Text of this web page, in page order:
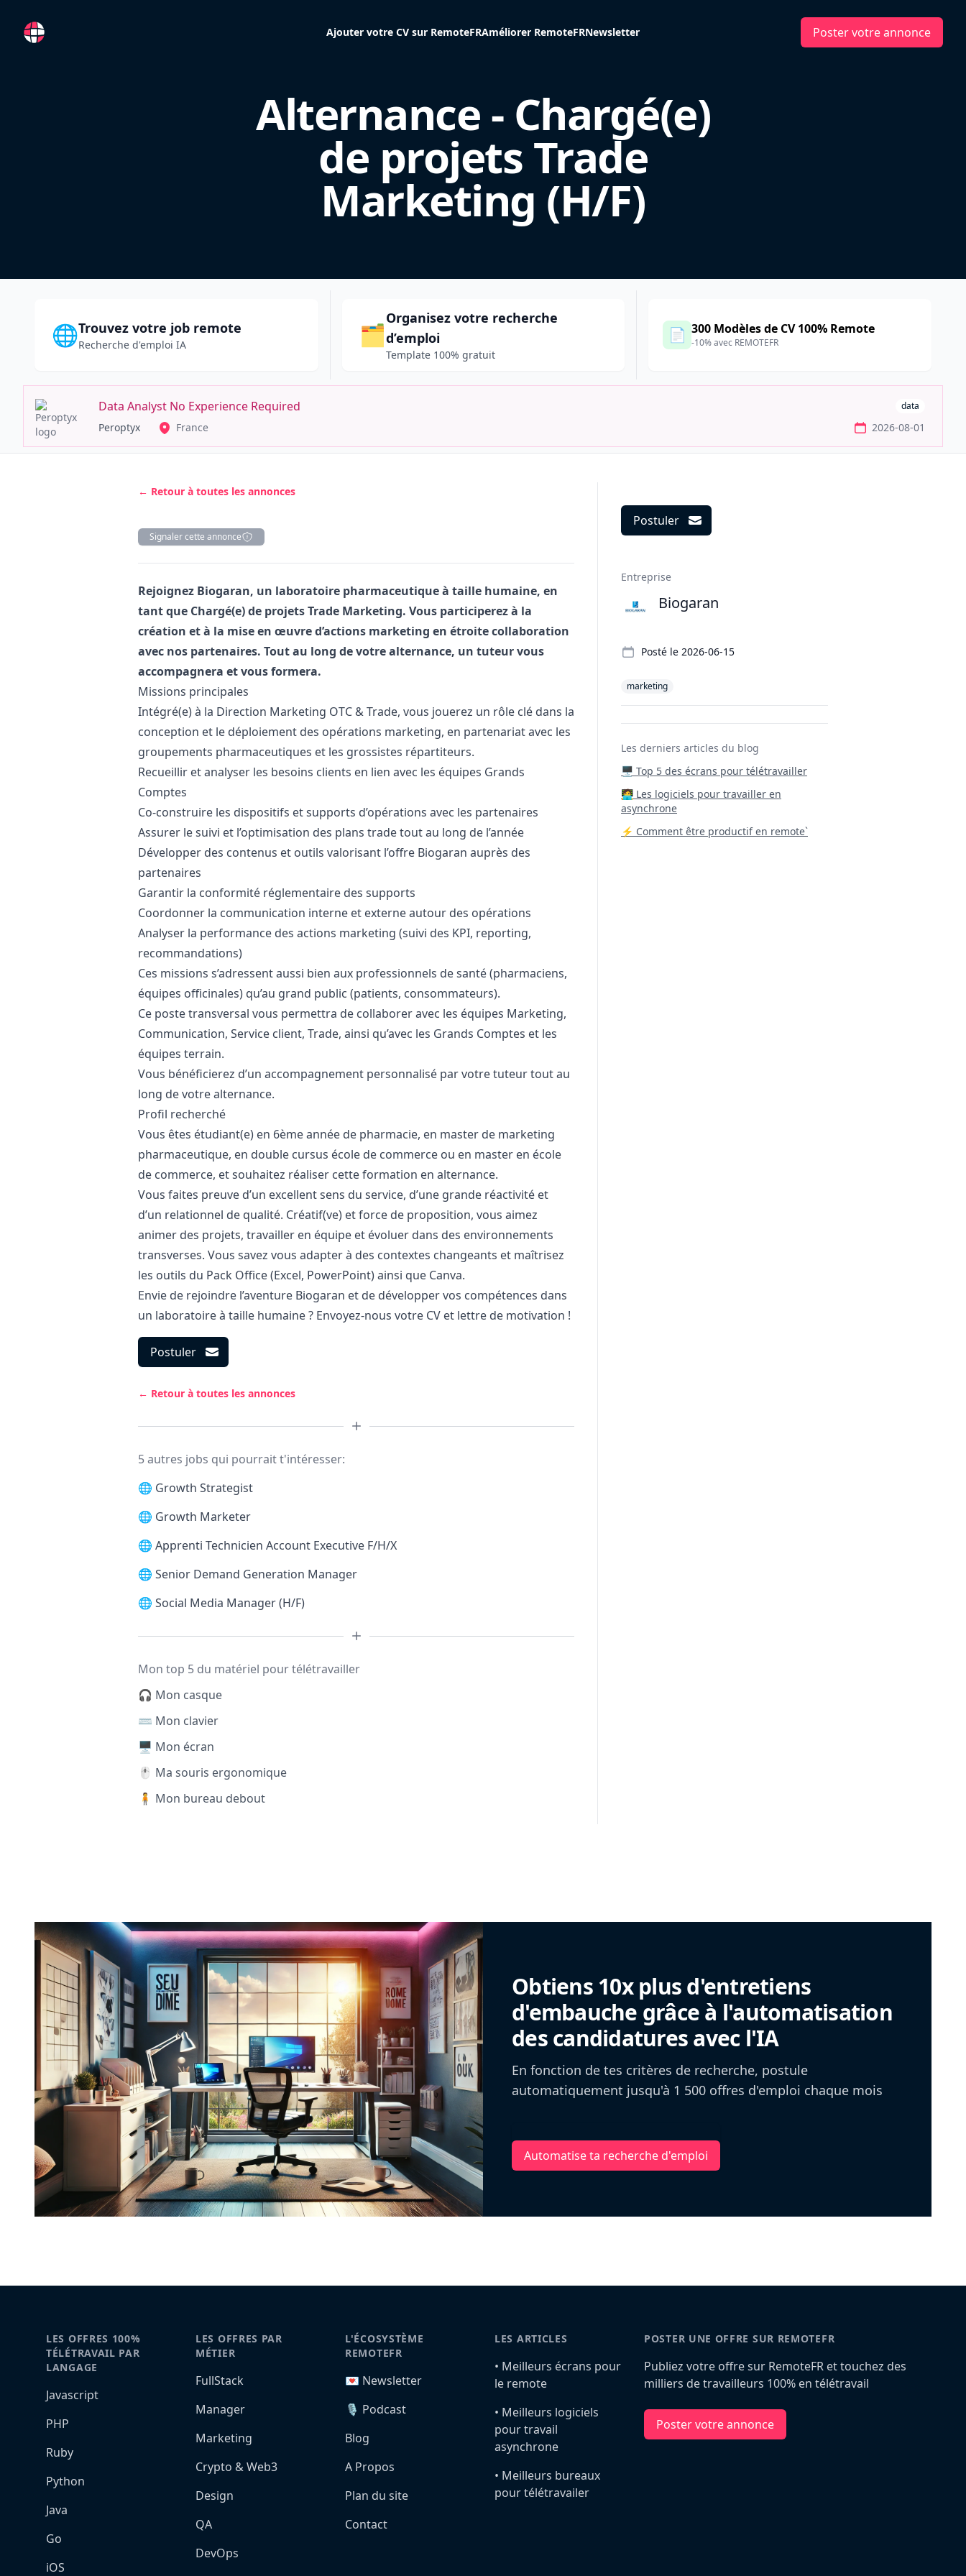
RemoteFR Ajouter votre CV sur RemoteFRAméliorer RemoteFRNewsletter Poster votre annonce
Alternance - Chargé(e)
de projets Trade
Marketing (H/F)
🌐Trouvez votre job remote
Recherche d'emploi IA 🗂️
Organisez votre recherche
d’emploi
Template 100% gratuit
📄 300 Modèles de CV 100% Remote
-10% avec REMOTEFR
Data Analyst No Experience Required data
Peroptyx France 2026-08-01
← Retour à toutes les annonces
Signaler cette annonce
Description
Rejoignez Biogaran, un laboratoire pharmaceutique à taille humaine, en
tant que Chargé(e) de projets Trade Marketing. Vous participerez à la
création et à la mise en œuvre d’actions marketing en étroite collaboration
avec nos partenaires. Tout au long de votre alternance, un tuteur vous
accompagnera et vous formera.
Missions principales
Intégré(e) à la Direction Marketing OTC & Trade, vous jouerez un rôle clé dans la
conception et le déploiement des opérations marketing, en partenariat avec les
groupements pharmaceutiques et les grossistes répartiteurs.
Recueillir et analyser les besoins clients en lien avec les équipes Grands
Comptes
Co-construire les dispositifs et supports d’opérations avec les partenaires
Assurer le suivi et l’optimisation des plans trade tout au long de l’année
Développer des contenus et outils valorisant l’offre Biogaran auprès des
partenaires
Garantir la conformité réglementaire des supports
Coordonner la communication interne et externe autour des opérations
Analyser la performance des actions marketing (suivi des KPI, reporting,
recommandations)
Ces missions s’adressent aussi bien aux professionnels de santé (pharmaciens,
équipes officinales) qu’au grand public (patients, consommateurs).
Ce poste transversal vous permettra de collaborer avec les équipes Marketing,
Communication, Service client, Trade, ainsi qu’avec les Grands Comptes et les
équipes terrain.
Vous bénéficierez d’un accompagnement personnalisé par votre tuteur tout au
long de votre alternance.
Profil recherché
Vous êtes étudiant(e) en 6ème année de pharmacie, en master de marketing
pharmaceutique, en double cursus école de commerce ou en master en école
de commerce, et souhaitez réaliser cette formation en alternance.
Vous faites preuve d’un excellent sens du service, d’une grande réactivité et
d’un relationnel de qualité. Créatif(ve) et force de proposition, vous aimez
animer des projets, travailler en équipe et évoluer dans des environnements
transverses. Vous savez vous adapter à des contextes changeants et maîtrisez
les outils du Pack Office (Excel, PowerPoint) ainsi que Canva.
Envie de rejoindre l’aventure Biogaran et de développer vos compétences dans
un laboratoire à taille humaine ? Envoyez-nous votre CV et lettre de motivation !
Postuler
← Retour à toutes les annonces
5 autres jobs qui pourrait t'intéresser:
🌐 Growth Strategist
🌐 Growth Marketer
🌐 Apprenti Technicien Account Executive F/H/X
🌐 Senior Demand Generation Manager
🌐 Social Media Manager (H/F)
Mon top 5 du matériel pour télétravailler
🎧 Mon casque
⌨️ Mon clavier
🖥️ Mon écran
🖱️ Ma souris ergonomique
🧍 Mon bureau debout
Postuler
Entreprise
Biogaran
Posté le 2026-06-15
marketing
Les derniers articles du blog
🖥️ Top 5 des écrans pour télétravailler
‍🧑‍💻 Les logiciels pour travailler en
asynchrone
⚡ Comment être productif en remote`
Obtiens 10x plus d'entretiens
d'embauche grâce à l'automatisation
des candidatures avec l'IA
En fonction de tes critères de recherche, postule
automatiquement jusqu'à 1 500 offres d'emploi chaque mois
Automatise ta recherche d'emploi
LES OFFRES 100%
TÉLÉTRAVAIL PAR
LANGAGE
Javascript
PHP
Ruby
Python
Java
Go
iOS
LES OFFRES PAR
MÉTIER
FullStack
Manager
Marketing
Crypto & Web3
Design
QA
DevOps
L'ÉCOSYSTÈME
REMOTEFR
💌 Newsletter
🎙️ Podcast
Blog
A Propos
Plan du site
Contact
LES ARTICLES
•️ Meilleurs écrans pour
le remote
•️ Meilleurs logiciels
pour travail
asynchrone
•️ Meilleurs bureaux
pour télétravailer
POSTER UNE OFFRE SUR REMOTEFR
Publiez votre offre sur RemoteFR et touchez des
milliers de travailleurs 100% en télétravail
Poster votre annonce